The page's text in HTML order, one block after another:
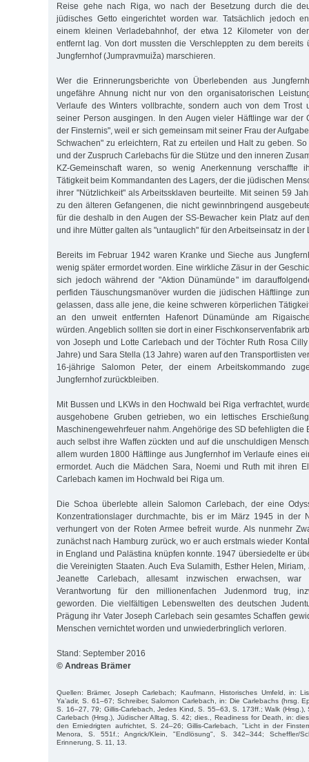
Reise gehe nach Riga, wo nach der Besetzung durch die
jüdisches Getto eingerichtet worden war. Tatsächlich jedoch
einem kleinen Verladebahnhof, der etwa 12 Kilometer von
entfernt lag. Von dort mussten die Verschleppten zu dem bereits
Jungfernhof (Jumpravmuiža) marschieren.
Wer die Erinnerungsberichte von Überlebenden aus
ungefähre Ahnung nicht nur von den organisatorischen
Verlaufe des Winters vollbrachte, sondern auch von dem Trost
seiner Person ausgingen. In den Augen vieler Häftlinge war der
der Finsternis", weil er sich gemeinsam mit seiner Frau der
Schwachen" zu erleichtern, Rat zu erteilen und Halt zu geben.
und der Zuspruch Carlebachs für die Stütze und den inneren
KZ-Gemeinschaft waren, so wenig Anerkennung verschaffte
Tätigkeit beim Kommandanten des Lagers, der die jüdischen
ihrer "Nützlichkeit" als Arbeitssklaven beurteilte. Mit seinen 59
zu den älteren Gefangenen, die nicht gewinnbringend
für die deshalb in den Augen der SS-Bewacher kein Platz auf
und ihre Mütter galten als "untauglich" für den Arbeitseinsatz in der
Bereits im Februar 1942 waren Kranke und Sieche aus
wenig später ermordet worden. Eine wirkliche Zäsur in der
sich jedoch während der "Aktion Dünamünde" im
perfiden Täuschungsmanöver wurden die jüdischen Häftlinge
gelassen, dass alle jene, die keine schweren körperlichen
an den unweit entfernten Hafenort Dünamünde am
würden. Angeblich sollten sie dort in einer Fischkonservenfabrik
von Joseph und Lotte Carlebach und der Töchter Ruth Rosa
Jahre) und Sara Stella (13 Jahre) waren auf den Transportlisten
16-jährige Salomon Peter, der einem Arbeitskommando
Jungfernhof zurückbleiben.
Mit Bussen und LKWs in den Hochwald bei Riga verfrachtet,
ausgehobene Gruben getrieben, wo ein lettisches
Maschinengewehrfeuer nahm. Angehörige des SD befehligten die
auch selbst ihre Waffen zückten und auf die unschuldigen
allem wurden 1800 Häftlinge aus Jungfernhof im Verlaufe eines
ermordet. Auch die Mädchen Sara, Noemi und Ruth mit ihren
Carlebach kamen im Hochwald bei Riga um.
Die Schoa überlebte allein Salomon Carlebach, der eine
Konzentrationslager durchmachte, bis er im März 1945 in der
verhungert von der Roten Armee befreit wurde. Als nunmehr
zunächst nach Hamburg zurück, wo er auch erstmals wieder
in England und Palästina knüpfen konnte. 1947 übersiedelte er
die Vereinigten Staaten. Auch Eva Sulamith, Esther Helen,
Jeanette Carlebach, allesamt inzwischen erwachsen,
Verantwortung für den millionenfachen Judenmord trug,
geworden. Die vielfältigen Lebenswelten des deutschen
Prägung ihr Vater Joseph Carlebach sein gesamtes Schaffen
Menschen vernichtet worden und unwiederbringlich verloren.
Stand: September 2016
© Andreas Brämer
Quellen: Brämer, Joseph Carlebach; Kaufmann, Historisches Umfeld, in:
Ya’adir, S. 61–67; Schreiber, Salomon Carlebach, in: Die Carlebachs (hrsg.
S. 16–27, 79; Gillis-Carlebach, Jedes Kind, S. 55–63, S. 173ff.; Walk (Hrsg.),
Carlebach (Hrsg.), Jüdischer Alltag, S. 42; dies., Readiness for Death, in:
den Erniedrigten aufrichtet, S. 24–26; Gillis-Carlebach, "Licht in der
Menora, S. 551f.; Angrick/Klein, "Endlösung", S. 342–344; Scheffler/
Erinnerung, S. 11, 13.